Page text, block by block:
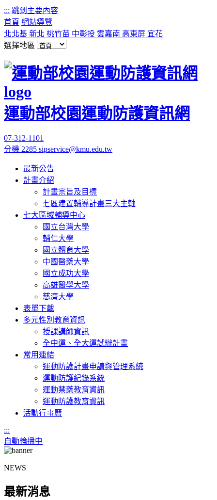
::: 跳到主要內容
首頁 網站導覽
北北基 新北 桃竹苗 中彰投 雲嘉南 高東屏 宜花
選擇地區
運動部校園運動防護資訊網
07-312-1101
分機 2285 sipservice@kmu.edu.tw
最新公告
計畫介紹
計畫宗旨及目標
七區建置輔導計畫三大主軸
七大區域輔導中心
國立台灣大學
輔仁大學
國立體育大學
中國醫藥大學
國立成功大學
高雄醫學大學
慈濟大學
表單下載
多元性別教育資訊
授課講師資訊
全中運、全大運試辦計畫
常用連結
運動防護計畫申請與管理系統
運動防護紀錄系統
運動禁藥教育資訊
運動防護教育資訊
活動行事曆
:::
自動輪播中
NEWS
最新消息